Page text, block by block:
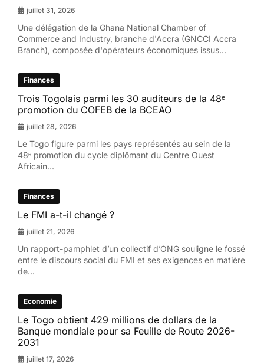
juillet 31, 2026
Une délégation de la Ghana National Chamber of
Commerce and Industry, branche d'Accra (GNCCI Accra
Branch), composée d'opérateurs économiques issus...
Finances
Trois Togolais parmi les 30 auditeurs de la 48ᵉ
promotion du COFEB de la BCEAO
juillet 28, 2026
Le Togo figure parmi les pays représentés au sein de la
48ᵉ promotion du cycle diplômant du Centre Ouest
Africain...
Finances
Le FMI a-t-il changé ?
juillet 21, 2026
Un rapport-pamphlet d’un collectif d’ONG souligne le fossé
entre le discours social du FMI et ses exigences en matière
de...
Economie
Le Togo obtient 429 millions de dollars de la
Banque mondiale pour sa Feuille de Route 2026-
2031
juillet 17, 2026